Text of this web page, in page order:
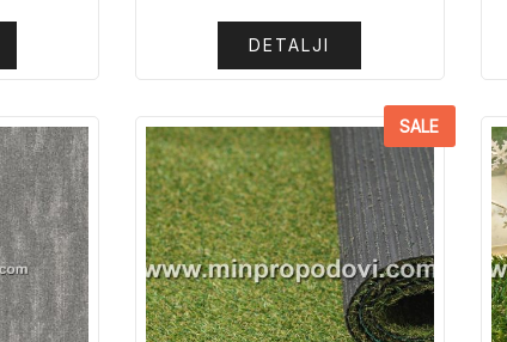
DETALJI
SALE